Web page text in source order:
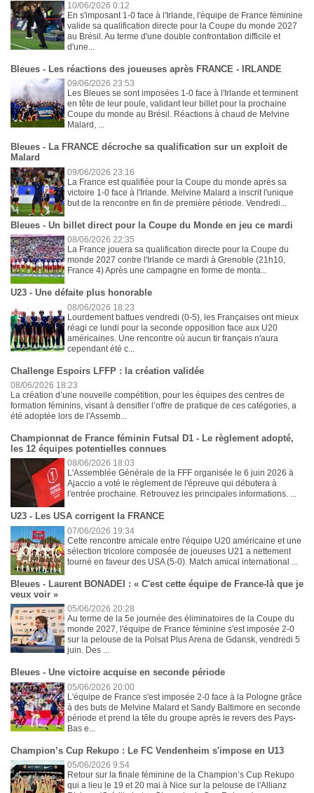
10/06/2026 0:12
En s'imposant 1-0 face à l'Irlande, l'équipe de France féminine
valide sa qualification directe pour la Coupe du monde 2027
au Brésil. Au terme d'une double confrontation difficile et
d'une...
Bleues - Les réactions des joueuses après FRANCE - IRLANDE
09/06/2026 23:53
Les Bleues se sont imposées 1-0 face à l'Irlande et terminent
en tête de leur poule, validant leur billet pour la prochaine
Coupe du monde au Brésil. Réactions à chaud de Melvine
Malard, ...
Bleues - La FRANCE décroche sa qualification sur un exploit de
Malard
09/06/2026 23:16
La France est qualifiée pour la Coupe du monde après sa
victoire 1-0 face à l'Irlande. Melvine Malard a inscrit l'unique
but de la rencontre en fin de première période. Vendredi...
Bleues - Un billet direct pour la Coupe du Monde en jeu ce mardi
08/06/2026 22:35
La France jouera sa qualification directe pour la Coupe du
monde 2027 contre l'Irlande ce mardi à Grenoble (21h10,
France 4) Après une campagne en forme de monta...
U23 - Une défaite plus honorable
08/06/2026 18:23
Lourdement battues vendredi (0-5), les Françaises ont mieux
réagi ce lundi pour la seconde opposition face aux U20
américaines. Une rencontre où aucun tir français n'aura
cependant été c...
Challenge Espoirs LFFP : la création validée
08/06/2026 18:23
La création d’une nouvelle compétition, pour les équipes des centres de
formation féminins, visant à densifier l’offre de pratique de ces catégories, a
été adoptée lors de l'Assemb...
Championnat de France féminin Futsal D1 - Le règlement adopté,
les 12 équipes potentielles connues
08/06/2026 18:03
L'Assemblée Générale de la FFF organisée le 6 juin 2026 à
Ajaccio a voté le règlement de l'épreuve qui débutera à
l'entrée prochaine. Retrouvez les principales informations. ...
U23 - Les USA corrigent la FRANCE
07/06/2026 19:34
Cette rencontre amicale entre l'équipe U20 américaine et une
sélection tricolore composée de joueuses U21 a nettement
tourné en faveur des USA (5-0). Match amical international ...
Bleues - Laurent BONADEI : « C'est cette équipe de France-là que je
veux voir »
05/06/2026 20:28
Au terme de la 5e journée des éliminatoires de la Coupe du
monde 2027, l'équipe de France féminine s'est imposée 2-0
sur la pelouse de la Polsat Plus Arena de Gdansk, vendredi 5
juin. Des ...
Bleues - Une victoire acquise en seconde période
05/06/2026 20:00
L'équipe de France s'est imposée 2-0 face à la Pologne grâce
à des buts de Melvine Malard et Sandy Baltimore en seconde
période et prend la tête du groupe après le revers des Pays-
Bas e...
Champion’s Cup Rekupo : Le FC Vendenheim s'impose en U13
05/06/2026 9:54
Retour sur la finale féminine de la Champion’s Cup Rekupo
qui a lieu le 19 et 20 mai à Nice sur la pelouse de l'Allianz